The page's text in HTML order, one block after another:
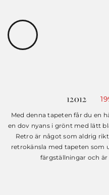
12012
är:
Med denna tapeten får du en
en dov nyans i grönt med lätt
Retro är något som aldrig
retrokänsla med tapeten som
färgställningar och är